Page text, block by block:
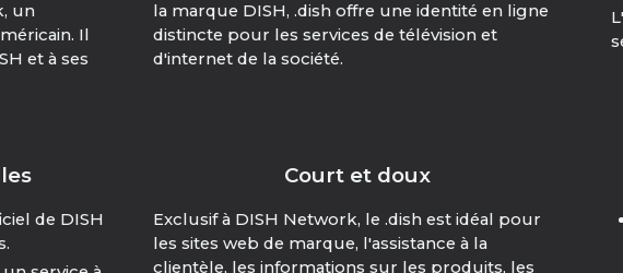
un
Il
et à ses
la marque DISH, .dish offre une identité en ligne
distincte pour les services de télévision et
d'internet de la société.
de DISH
Court et doux
Exclusif à DISH Network, le .dish est idéal pour
les sites web de marque, l'assistance à la
clientèle, les informations sur les produits, les